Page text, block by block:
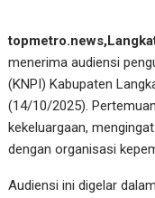
menerima audiensi
(KNPI) Kabupaten
(14/10/2025).
kekeluargaan,
dengan organisasi
Audiensi ini digelar